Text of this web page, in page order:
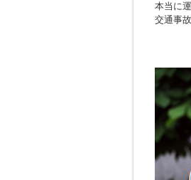
本当に
交通事